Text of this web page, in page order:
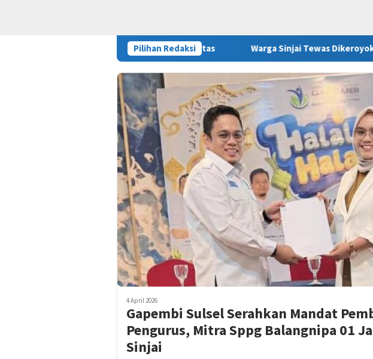
Pilihan Redaksi
Saldi Desak Polisi Usut Tuntas Warga Sinjai Tewas Dikeroyok di Morowali,
4 April 2026
Gapembi Sulsel Serahkan Mandat
Pengurus, Mitra Sppg Balangnipa 01
Sinjai